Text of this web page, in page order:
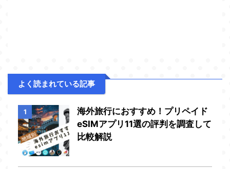
よく読まれている記事
1
海外旅行におすすめ！プリペイド
eSIMアプリ11選の評判を調査して
比較解説